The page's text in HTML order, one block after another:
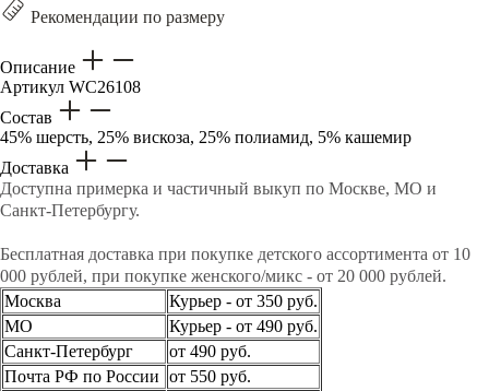
Рекомендации по размеру
Описание
Артикул WC26108
Состав
45% шерсть, 25% вискоза, 25% полиамид, 5% кашемир
Доставка
Доступна примерка и частичный выкуп по Москве, МО и
Санкт-Петербургу.
Бесплатная доставка при покупке детского ассортимента от 10
000 рублей, при покупке женского/микс - от 20 000 рублей.
Москва
Курьер - от 350 руб.
МО
Курьер - от 490 руб.
Санкт-Петербург
от 490 руб.
Почта РФ по России от 550 руб.